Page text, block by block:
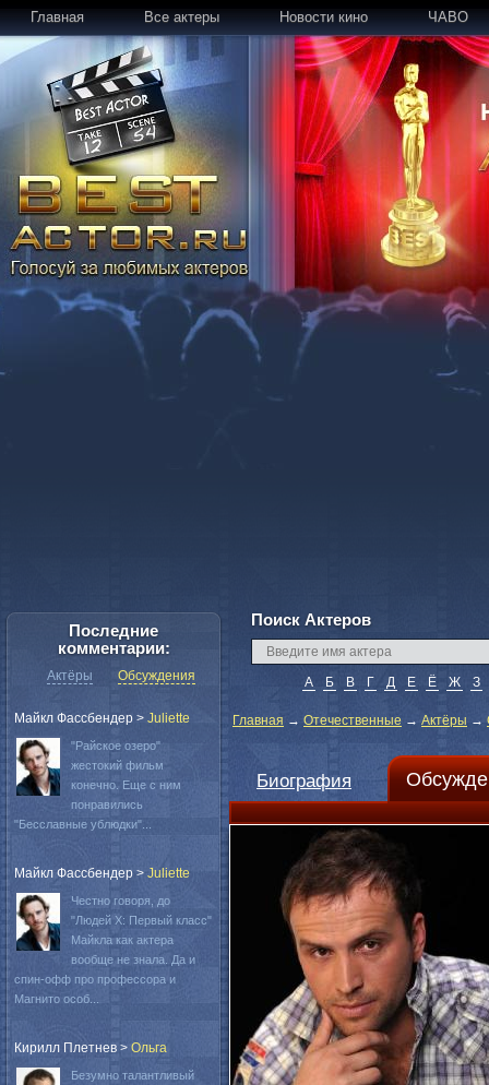
Главная Все актеры Новости кино ЧАВО
Поиск Актеров
А Б В Г Д Е Ё Ж З
Главная → Отечественные → Актёры →
Биография
Последние
комментарии:
Актёры Обсуждения
Майкл Фассбендер > Juliette
"Райское озеро"
жестокий фильм
конечно. Еще с ним
понравились
"Бесславные ублюдки"...
Майкл Фассбендер > Juliette
Честно говоря, до
"Людей Х: Первый класс"
Майкла как актера
вообще не знала. Да и
спин-офф про профессора и
Магнито особ...
Кирилл Плетнев > Oльга
Безумно талантливый